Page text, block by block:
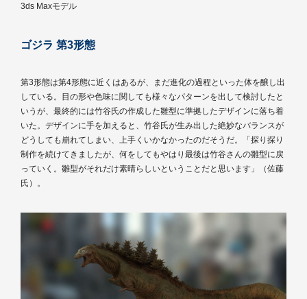
3ds Maxモデル
ゴジラ 第3形態
第3形態は第4形態に近くはあるが、まだ進化の過程といった体を醸し出
している。目の形や色味に関しても様々なパターンを出して検討したと
いうが、最終的には竹谷氏の作成した雛型に準拠したデザインに落ち着
いた。デザインに手を加えると、竹谷氏が生み出した絶妙なバランスが
どうしても崩れてしまい、上手くいかなかったのだそうだ。「探り探り
制作を続けてきましたが、何をしてもやはり最後は竹谷さんの雛型に戻
っていく。雛型がそれだけ素晴らしいということだと思います」（佐藤
氏）。